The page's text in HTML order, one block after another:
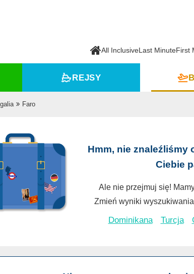
All InclusiveLast MinuteFirst
REJSY
Faro
Hmm, nie znaleźliśmy
Ciebie
Ale nie przejmuj się!
Zmień wyniki
Dominikana Turcja